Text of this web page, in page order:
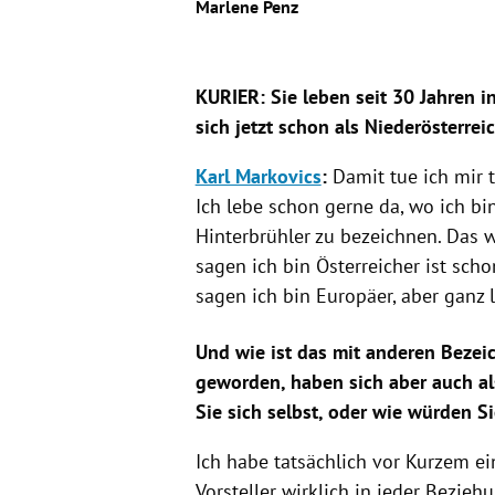
Marlene Penz
KURIER: Sie leben seit 30 Jahren
sich jetzt schon als
Karl Markovics:Damit tue ich mir
Ich lebe schon gerne da, wo ich
Hinterbrühler zu bezeichnen. Das
sagen ich bin Österreicher ist
sagen ich bin Europäer, aber
Und wie ist das mit anderen
geworden, haben sich aber auch
Sie sich selbst, oder wie würden
Ich habe tatsächlich vor Kurzem